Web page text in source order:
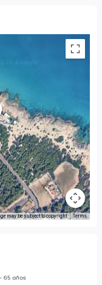
may be subject to copyright Terms
65 años